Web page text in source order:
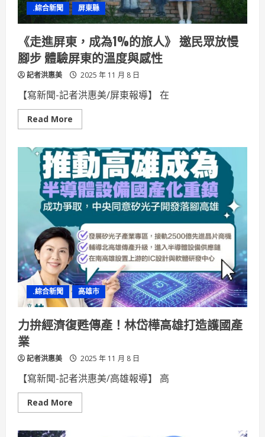
安
全
.綜合新聞 屏東縣
《走進屏東，成為1%的旅人》 邀民眾放慢
腳步 體驗屏東的溫度與感性
記者洪惠美 2025 年 11 月 8 日
【寫新聞-記者洪惠美/屏東報導】 在
Read More
more
進
屏
東，
成
為
1%
的
旅
邀
民
眾
放
慢
腳
步
體
驗
屏
東
的
溫
度
性
.綜合新聞 高雄市
力拚經濟復甦傳產！林岱樺高雄打造護國產
業
記者洪惠美 2025 年 11 月 8 日
【寫新聞-記者洪惠美/高雄報導】 高
Read More
more